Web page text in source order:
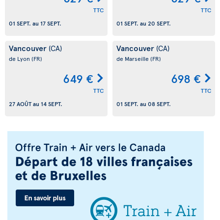
TTC
01 SEPT. au 17 SEPT.
TTC
01 SEPT. au 20 SEPT.
Vancouver (CA)
de Lyon (FR)
649 €
TTC
27 AOÛTau 14 SEPT.
Vancouver (CA)
de Marseille (FR)
698 €
TTC
01 SEPT. au 08 SEPT.